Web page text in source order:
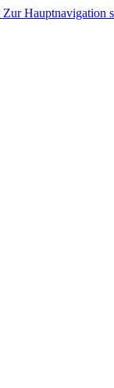
Zur Hauptnavigation